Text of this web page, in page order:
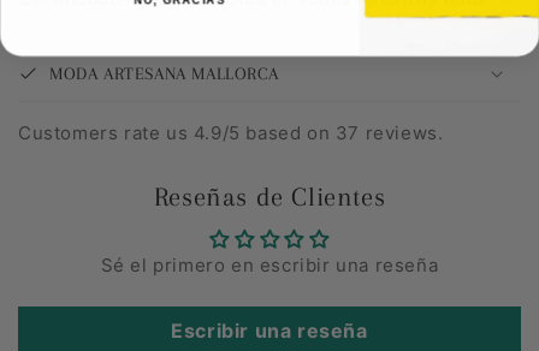
MODA ARTESANA MALLORCA
Customers rate us 4.9/5 based on 37 reviews.
Reseñas de Clientes
Sé el primero en escribir una reseña
Escribir una reseña